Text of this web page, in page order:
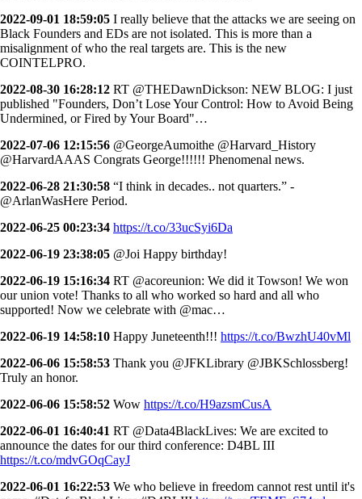
2022-09-01 18:59:05 I really believe that the attacks we are seeing on
Black Founders and EDs are not isolated. This is more than a
misalignment of who the real targets are. This is the new
COINTELPRO.
2022-08-30 16:28:12 RT @THEDawnDickson: NEW BLOG: I just
published "Founders, Don’t Lose Your Control: How to Avoid Being
Undermined, or Fired by Your Board"…
2022-07-06 12:15:56 @GeorgeAumoithe @Harvard_History
@HarvardAAAS Congrats George!!!!!! Phenomenal news.
2022-06-28 21:30:58 “I think in decades.. not quarters.” -
@ArlanWasHere Period.
2022-06-25 00:23:34 https://t.co/33ucSyi6Da
2022-06-19 23:38:05 @Joi Happy birthday!
2022-06-19 15:16:34 RT @acoreunion: We did it Towson! We won
our union vote! Thanks to all who worked so hard and all who
supported! Now we celebrate with @mac…
2022-06-19 14:58:10 Happy Juneteenth!!! https://t.co/BwzhU40vMl
2022-06-06 15:58:53 Thank you @JFKLibrary @JBKSchlossberg!
Truly an honor.
2022-06-06 15:58:52 Wow https://t.co/H9azsmCusA
2022-06-01 16:40:41 RT @Data4BlackLives: We are excited to
announce the dates for our third conference: D4BL III
https://t.co/mdvGOqCayJ
2022-06-01 16:22:53 We who believe in freedom cannot rest until it's